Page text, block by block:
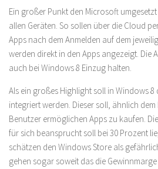
Ein großer Punkt den Microsoft
allen Geräten. So sollen über die Cloud
Apps nach dem Anmelden auf dem
werden direkt in den Apps angezeigt. Die
auch bei Windows 8 Einzug halten.
Als ein großes Highlight soll in Windows 8
integriert werden. Dieser soll, ähnlich
Benutzer ermöglichen Apps zu kaufen.
für sich beansprucht soll bei 30 Prozent
schätzen den Windows Store als
gehen sogar soweit das die